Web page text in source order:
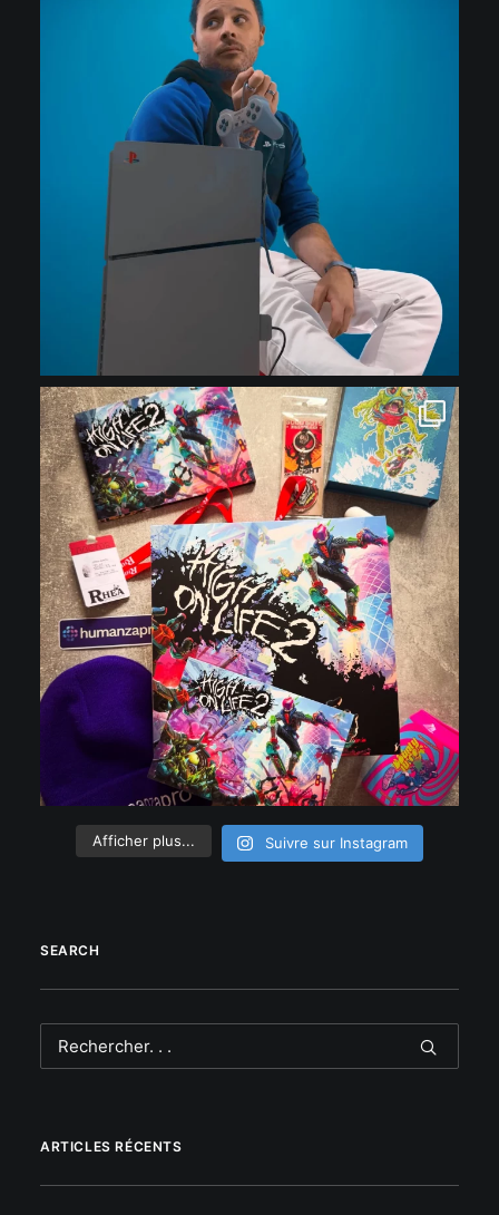
Afficher plus... Suivre sur Instagram
SEARCH
ARTICLES RÉCENTS